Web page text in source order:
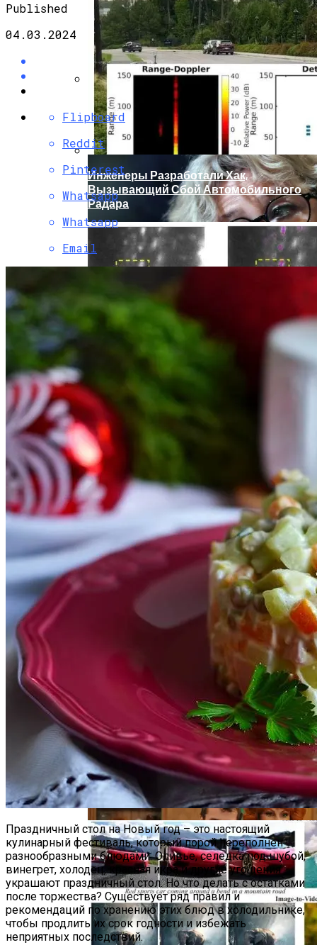
Кто Из Знаменитостей Умер В 2023 Году:
Юдашкин, Колесников, Чурикова,
Зайцев И Другие – От Чего Скончались
Марина Неёлова Госпитализирована,
Какая Причина Произошедшего
Звезды, Которые Трагически Погибли,
Стремясь К Вечной Молодости
Инженеры Разработали Хак,
Вызывающий Сбой Автомобильного
Радара
Новое Программное Обеспечение С
Открытым Исходным Кодом Делает
Модели ИИ Легче И Экологичнее
Google Инвестирует $1 Млрд В Новый
Дата-Центр В Великобритании
Published
04.03.2024
Flipboard
Reddit
Pinterest
Whatsapp
Whatsapp
Email
Праздничный стол на Новый год – это настоящий
кулинарный фестиваль, который порой переполнен
разнообразными блюдами. Оливье, селедка под шубой,
винегрет, холодец, красная икра и другие угощения
украшают праздничный стол. Но что делать с остатками
после торжества? Существует ряд правил и
рекомендаций по хранению этих блюд в холодильнике,
чтобы продлить их срок годности и избежать
неприятных последствий.